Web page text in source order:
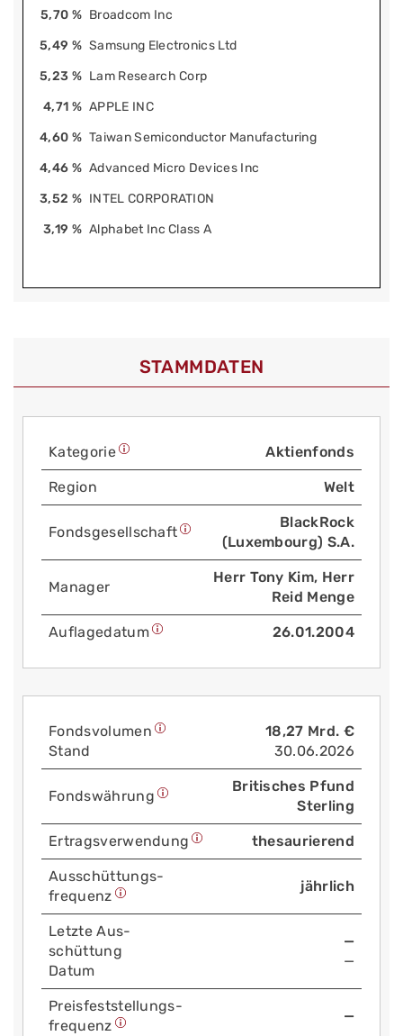
5,70 % Broadcom Inc
5,49 % Samsung Electronics Ltd
5,23 % Lam Research Corp
4,71 % APPLE INC
4,60 % Taiwan Semiconductor Manufacturing
4,46 % Advanced Micro Devices Inc
3,52 % INTEL CORPORATION
3,19 % Alphabet Inc Class A
STAMMDATEN
Kategorie Aktienfonds
Region Welt
Fonds­gesellschaft
BlackRock
(Luxembourg) S.A.
Manager
Herr Tony Kim, Herr
Reid Menge
Auflage­datum 26.01.2004
Fonds­volumen
Stand
18,27 Mrd. €
30.06.2026
Fonds­währung
Britisches Pfund
Sterling
Ertrags­verwendung thesaurierend
Aus­schüttungs­
frequenz
jährlich
Letzte Aus­
schüttung
Datum
—
—
Preis­fest­stellungs­
frequenz
—